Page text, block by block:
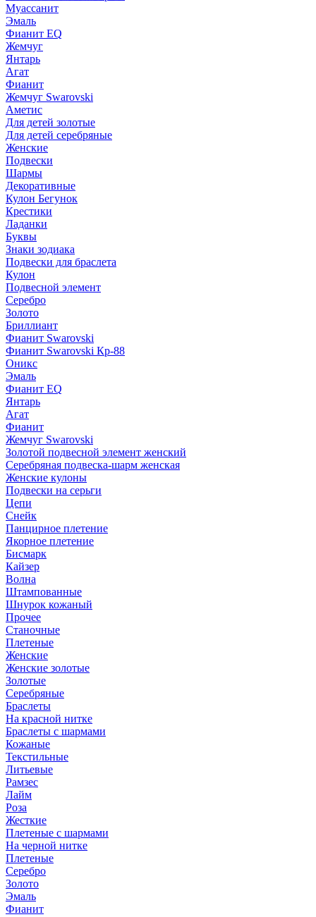
Муассанит
Эмаль
Фианит EQ
Жемчуг
Янтарь
Агат
Фианит
Жемчуг Swarovski
Аметис
Для детей золотые
Для детей серебряные
Женские
Подвески
Шармы
Декоративные
Кулон Бегунок
Крестики
Ладанки
Буквы
Знаки зодиака
Подвески для браслета
Кулон
Подвесной элемент
Серебро
Золото
Бриллиант
Фианит Swarovski
Фианит Swarovski Кр-88
Оникс
Эмаль
Фианит EQ
Янтарь
Агат
Фианит
Жемчуг Swarovski
Золотой подвесной элемент женcкий
Серебряная подвеска-шарм женская
Женские кулоны
Подвески на серьги
Цепи
Снейк
Панцирное плетение
Якорное плетение
Бисмарк
Кайзер
Волна
Штампованные
Шнурок кожаный
Прочее
Станочные
Плетеные
Женские
Женские золотые
Золотые
Серебряные
Браслеты
На красной нитке
Браслеты с шармами
Кожаные
Текстильные
Литьевые
Рамзес
Лайм
Роза
Жесткие
Плетеные с шармами
На черной нитке
Плетеные
Серебро
Золото
Эмаль
Фианит